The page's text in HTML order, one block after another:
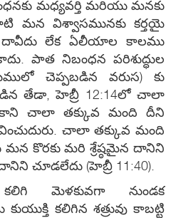
మధ్యవర్తి మరియు మనకు
విశ్వాసమునకు కర్తయై
దావీదు లేక ఏలీయాల కాలము
పాత నిబంధన పరిశుద్ధుల
చెప్పబడిన వరుస) కు
తేడా, హెబ్రీ 12:14లో చాలా
చాలా తక్కువ మంది దీని
చాలా తక్కువ మంది
మన కొరకు మరి శ్రేష్ఠమైన దానిని
చూడలేదు (హెబ్రీ 11:40).
మెళకువగా నుండక
కలిగిన శత్రువు కాబట్టి